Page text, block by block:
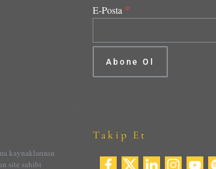
kaynaklarının
site sahibi
E-Posta *
Takip Et